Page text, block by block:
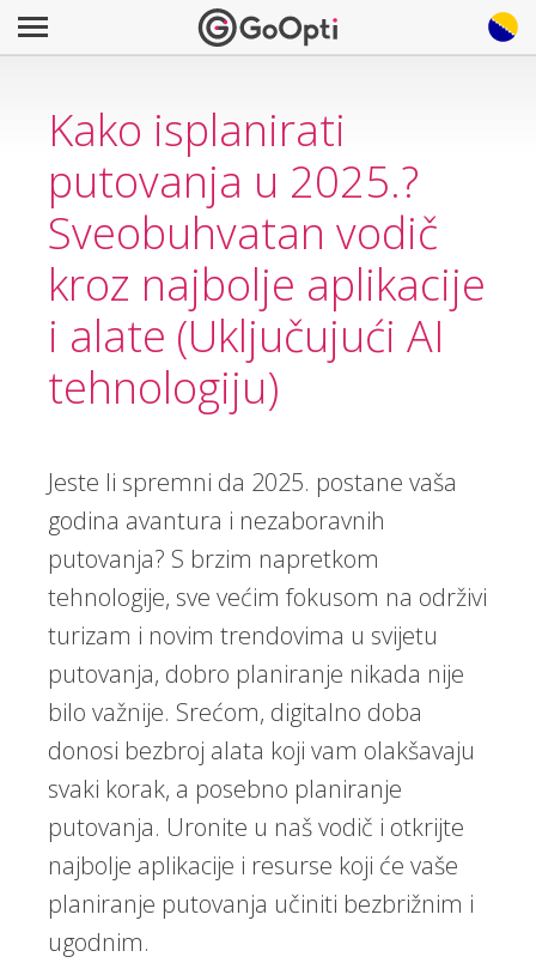
Kako isplanirati
putovanja u 2025.?
Sveobuhvatan vodič
kroz najbolje aplikacije
i alate (Uključujući AI
tehnologiju)
Jeste li spremni da 2025. postane vaša
godina avantura i nezaboravnih
putovanja? S brzim napretkom
tehnologije, sve većim fokusom na održivi
turizam i novim trendovima u svijetu
putovanja, dobro planiranje nikada nije
bilo važnije. Srećom, digitalno doba
donosi bezbroj alata koji vam olakšavaju
svaki korak, a posebno planiranje
putovanja. Uronite u naš vodič i otkrijte
najbolje aplikacije i resurse koji će vaše
planiranje putovanja učiniti bezbrižnim i
ugodnim.